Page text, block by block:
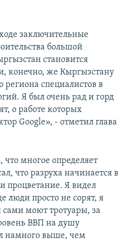
заключительные
большой
становится
конечно, же Кыргызстану
региона специалистов в
Я был очень рад и горд
о работе которых
Google», - отметил глава
многое определяет
что разруха начинается в
процветание. Я видел
люди просто не сорят, я
сами моют тротуары, за
ВВП на душу
намного выше, чем